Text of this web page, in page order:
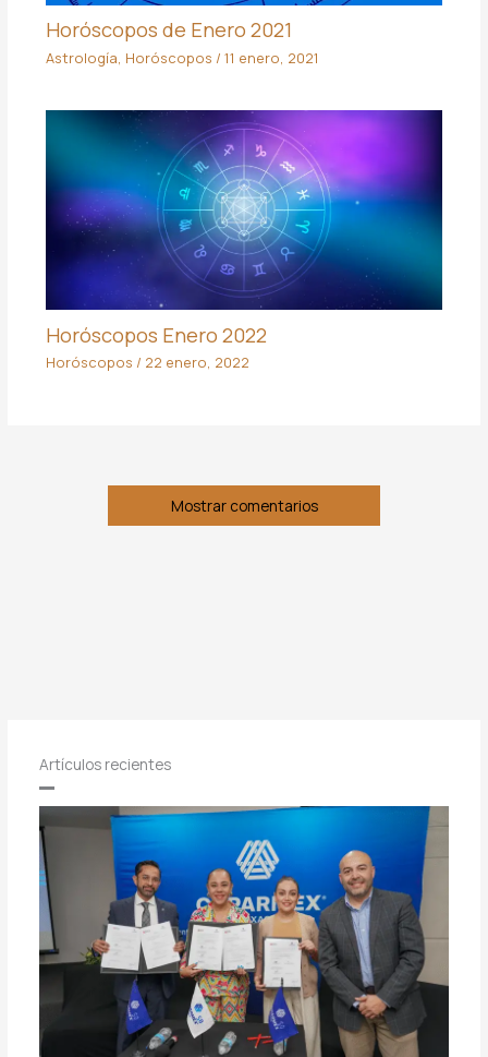
Horóscopos de Enero 2021
Astrología, Horóscopos / 11 enero, 2021
Horóscopos Enero 2022
Horóscopos / 22 enero, 2022
Mostrar comentarios
Artículos recientes